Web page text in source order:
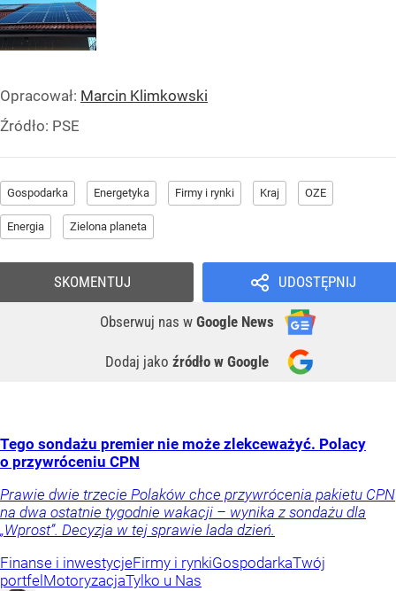
Opracował: Marcin Klimkowski
Źródło: PSE
Gospodarka Energetyka Firmy i rynki Kraj OZE
Energia Zielona planeta
UDOSTĘPNIJ
Obserwuj nas w Google News
Dodaj jako źródło w Google
SKOMENTUJ
Tego sondażu premier nie może zlekceważyć. Polacy
o przywróceniu CPN
Prawie dwie trzecie Polaków chce przywrócenia pakietu CPN
na dwa ostatnie tygodnie wakacji – wynika z sondażu dla
„Wprost”. Decyzja w tej sprawie lada dzień.
Finanse i inwestycjeFirmy i rynkiGospodarkaTwój
portfel MotoryzacjaTylko u Nas